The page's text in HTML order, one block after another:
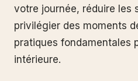
votre journée, réduire les
privilégier des moments
pratiques fondamentales
intérieure.